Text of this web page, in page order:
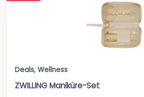
Deals, Wellness
ZWILLING Maniküre-Set